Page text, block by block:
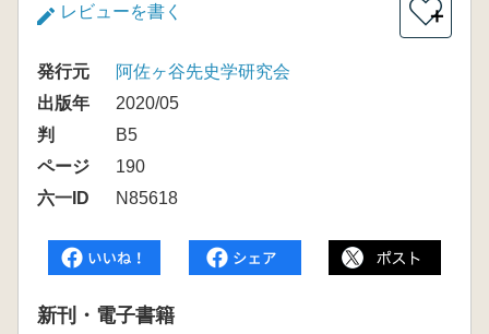
レビューを書く ＋
発行元
阿佐ヶ谷先史学研究会
出版年
2020/05
判
B5
ページ
190
六一ID
N85618
新刊・電子書籍